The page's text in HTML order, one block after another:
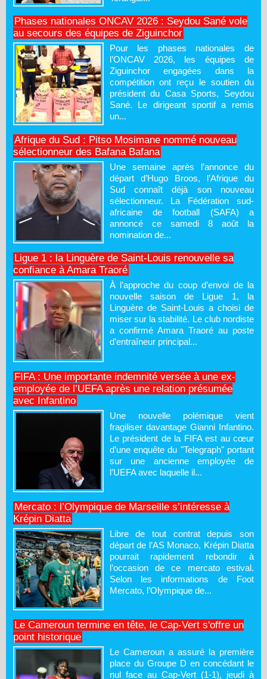
Phases nationales ONCAV 2026 : Seydou Sané vole
au secours des équipes de Ziguinchor
Pour les phases nationales de
l’ONCAV 2026, les équipes de
Ziguinchor engagées dans la
compétition ont reçu le soutien du
président du Casa Sports, Seydou
Sané. Le dirigeant sportif a remis
un...
Afrique du Sud : Pitso Mosimane nommé nouveau
sélectionneur des Bafana Bafana
Une semaine après l’annonce du
départ d’Hugo Broos, l’Afrique du
Sud connaît déjà son nouveau
sélectionneur. La Fédération sud-
africaine de football (SAFA) a
annoncé ce samedi 8 août la
nomination de...
Ligue 1 : la Linguère de Saint-Louis renouvelle sa
confiance à Amara Traoré
À l’approche du coup d’envoi de la
nouvelle saison de Ligue 1, la
Linguère de Saint-Louis a choisi de
miser sur la stabilité. Le club nordiste
a confirmé Amara Traoré au poste
d’entraîneur principal...
FIFA : Une importante indemnité versée à une ex-
employée de l’UEFA après une relation présumée
avec Infantino
Une nouvelle polémique vient
fragiliser davantage Gianni Infantino.
Le président de la FIFA est au cœur
d’une enquête du "Telegraph" portant
sur une ancienne employée de
l’UEFA avec laquelle il...
Mercato : l’Olympique de Marseille s’intéresse à
Krépin Diatta
Libre de tout contrat depuis son
départ de l’AS Monaco, Krépin Diatta
pourrait rapidement rebondir à
l’occasion de ce mercato estival.
Selon les informations de Foot
Mercato, l’Olympique de...
Le Cameroun termine en tête, le Cap-Vert s'offre un
point historique
Le Cameroun a assuré la première
place du Groupe D en concédant le
nul face au Cap-Vert (1-1), jeudi à